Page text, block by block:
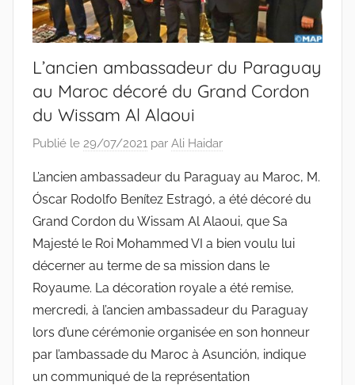
L’ancien ambassadeur du Paraguay
au Maroc décoré du Grand Cordon
du Wissam Al Alaoui
Publié le 29/07/2021 par Ali Haidar
L’ancien ambassadeur du Paraguay au Maroc, M.
Óscar Rodolfo Benítez Estragó, a été décoré du
Grand Cordon du Wissam Al Alaoui, que Sa
Majesté le Roi Mohammed VI a bien voulu lui
décerner au terme de sa mission dans le
Royaume. La décoration royale a été remise,
mercredi, à l’ancien ambassadeur du Paraguay
lors d’une cérémonie organisée en son honneur
par l’ambassade du Maroc à Asunción, indique
un communiqué de la représentation